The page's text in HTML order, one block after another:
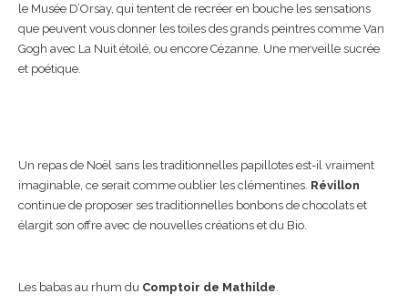
le Musée D’Orsay, qui tentent de recréer en bouche les sensations
que peuvent vous donner les toiles des grands peintres comme Van
Gogh avec La Nuit étoilé, ou encore Cézanne. Une merveille sucrée
et poétique.
Un repas de Noël sans les traditionnelles papillotes est-il vraiment
imaginable, ce serait comme oublier les clémentines. Révillon
continue de proposer ses traditionnelles bonbons de chocolats et
élargit son offre avec de nouvelles créations et du Bio.
Les babas au rhum du Comptoir de Mathilde